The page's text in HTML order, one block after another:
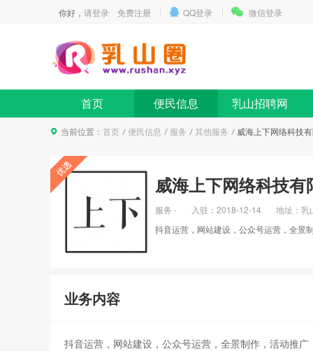
你好， 请登录 免费注册 QQ登录 微信登录
首页 便民信息 乳山招聘网
当前位置： 首页 便民信息 服务 其他服务 威海上下网络科技
威海上下网络科技有
服务 - 入驻： 2018-12-14
地址：乳
抖音运营，网站建设，公众号运营，全景
业务内容
抖音运营，网站建设，公众号运营，全景制作，活动推广